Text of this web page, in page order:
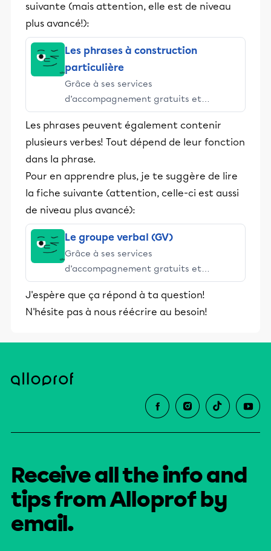
suivante (mais attention, elle est de niveau
plus avancé!):
Les phrases à construction
particulière
Grâce à ses services
d’accompagnement gratuits et
stimulants, Alloprof engage les élèves
et leurs parents dans la réussite
éducative.
Les phrases peuvent également contenir
plusieurs verbes! Tout dépend de leur fonction
dans la phrase.
Pour en apprendre plus, je te suggère de lire
la fiche suivante (attention, celle-ci est aussi
de niveau plus avancé):
Le groupe verbal (GV)
Grâce à ses services
d’accompagnement gratuits et
stimulants, Alloprof engage les élèves
et leurs parents dans la réussite
éducative.
J'espère que ça répond à ta question!
N'hésite pas à nous réécrire au besoin!
Receive all the info and
tips from Alloprof by
email.